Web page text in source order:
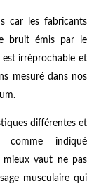
car les fabricants
bruit émis par le
irréprochable et
mesuré dans nos
différentes et
indiqué
mieux vaut ne pas
musculaire qui